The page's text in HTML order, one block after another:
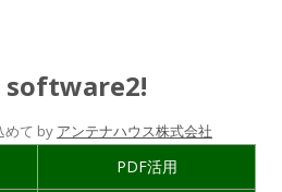
software2!
めて by アンテナハウス株式会社
PDF活用